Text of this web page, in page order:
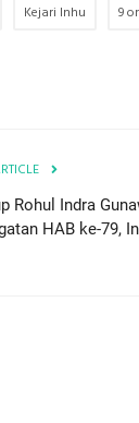
Kejari Inhu
9
Rohul Indra
HAB ke-79,